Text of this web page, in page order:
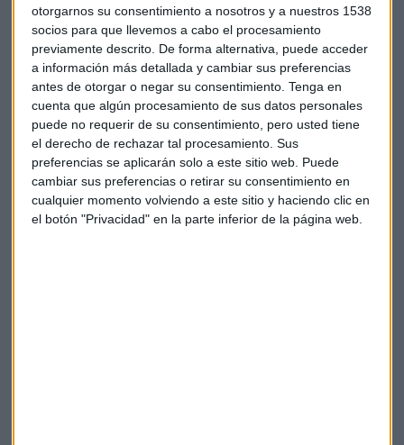
otorgarnos su consentimiento a nosotros y a nuestros 1538
socios para que llevemos a cabo el procesamiento
previamente descrito. De forma alternativa, puede acceder
a información más detallada y cambiar sus preferencias
antes de otorgar o negar su consentimiento. Tenga en
cuenta que algún procesamiento de sus datos personales
puede no requerir de su consentimiento, pero usted tiene
el derecho de rechazar tal procesamiento. Sus
preferencias se aplicarán solo a este sitio web. Puede
cambiar sus preferencias o retirar su consentimiento en
cualquier momento volviendo a este sitio y haciendo clic en
el botón "Privacidad" en la parte inferior de la página web.
"Ha tenido unaparte floja en la parte de préstamos
es tan fuerte como podría desear", valora el analista sobre
estas cuentas de la entidad estadounidense.
Mientras, las ganancias deGoldman Sachssuben gracias
al impulso del negocio de inversión con unosingresos
totales de casi 4.000 millones de dólares, su nivel más
alto de la última década . Los ingresos de su división de
inversión alcanza un récord global histórico de 39.400
millones de dólares durante el último trimestre.